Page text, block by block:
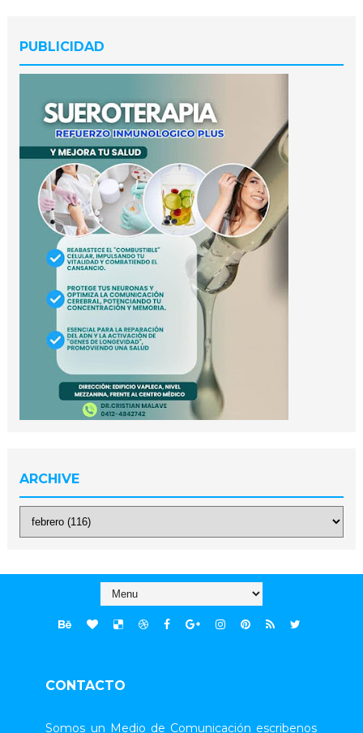
PUBLICIDAD
ARCHIVE
CONTACTO
Somos un Medio de Comunicación escribenos